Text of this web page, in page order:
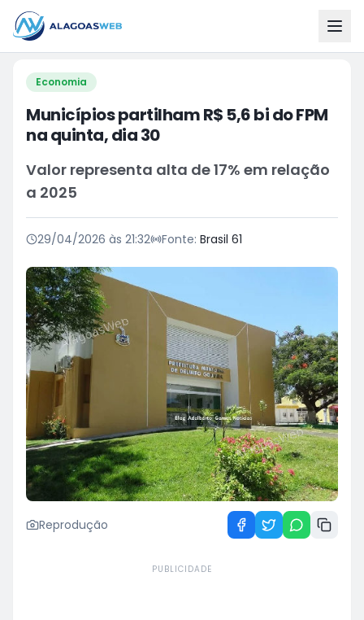
Economia
Municípios partilham R$ 5,6 bi do FPM
na quinta, dia 30
Valor representa alta de 17% em relação
a 2025
29/04/2026 às 21:32 Fonte: Brasil 61
Reprodução
PUBLICIDADE